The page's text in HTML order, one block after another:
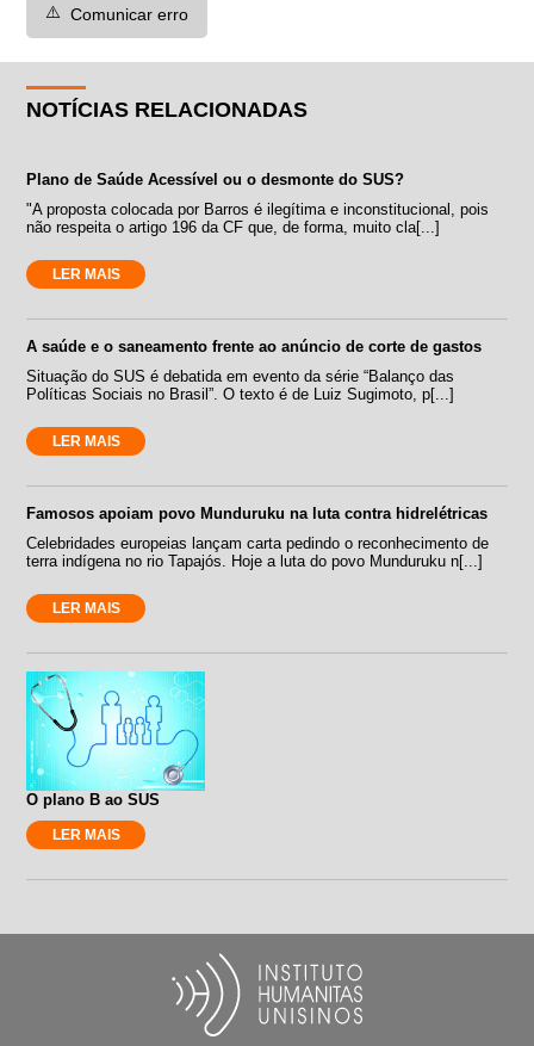
⚠️ Comunicar erro
NOTÍCIAS RELACIONADAS
Plano de Saúde Acessível ou o desmonte do SUS?
"A proposta colocada por Barros é ilegítima e inconstitucional, pois
não respeita o artigo 196 da CF que, de forma, muito cla[...]
LER MAIS
A saúde e o saneamento frente ao anúncio de corte de gastos
Situação do SUS é debatida em evento da série “Balanço das
Políticas Sociais no Brasil”. O texto é de Luiz Sugimoto, p[...]
LER MAIS
Famosos apoiam povo Munduruku na luta contra hidrelétricas
Celebridades europeias lançam carta pedindo o reconhecimento de
terra indígena no rio Tapajós. Hoje a luta do povo Munduruku n[...]
LER MAIS
O plano B ao SUS
LER MAIS